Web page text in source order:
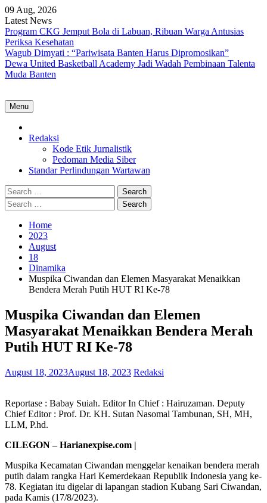
Skip
to
content
09 Aug, 2026
Latest News
Program CKG Jemput Bola di Labuan, Ribuan Warga Antusias
Periksa Kesehatan
Wagub Dimyati : “Pariwisata Banten Harus Dipromosikan”
Dewa United Basketball Academy Jadi Wadah Pembinaan Talenta
Muda Banten
Menu
Redaksi
Kode Etik Jurnalistik
Pedoman Media Siber
Standar Perlindungan Wartawan
Search
for:
Search
for:
Home
2023
August
18
Dinamika
Muspika Ciwandan dan Elemen Masyarakat Menaikkan
Bendera Merah Putih HUT RI Ke-78
Muspika Ciwandan dan Elemen
Masyarakat Menaikkan Bendera Merah
Putih HUT RI Ke-78
August 18, 2023August 18, 2023 Redaksi
Reportase : Babay Suiah. Editor In Chief : Hairuzaman. Deputy
Chief Editor : Prof. Dr. KH. Sutan Nasomal Tambunan, SH, MH,
LLM, P.hd.
CILEGON – Harianexpise.com |
Muspika Kecamatan Ciwandan menggelar kenaikan bendera merah
putih dalam rangka Hari Kemerdekaan Republik Indonesia yang ke-
78. Kegiatan itu digelar di lapangan stadion Kubang Sari Ciwandan,
pada Kamis (17/8/2023).